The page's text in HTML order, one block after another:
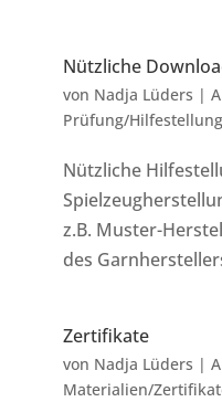
Nützliche
von Nadja Lüders |
Prüfung/
Nützliche
z.B. Muster-
des
Zertifikate
von Nadja Lüders |
Materialien/